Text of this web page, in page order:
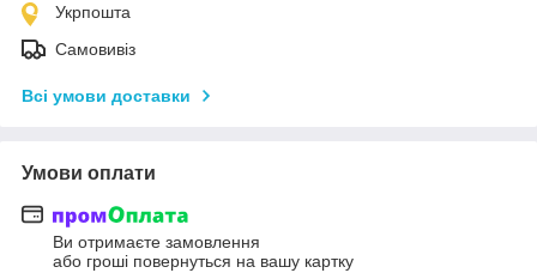
Укрпошта
Самовивіз
Всі умови доставки
Умови оплати
Ви отримаєте замовлення
або гроші повернуться на вашу картку